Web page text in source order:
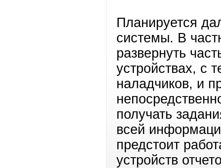
Планируется
системы. В
развернуть
устройствах, с
наладчиков, и
получать
всей
предстоит
устройств